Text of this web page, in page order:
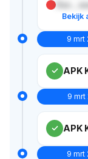
Xxx-,
Bekijk
9 mrt
APK
9 mrt
APK
9 mrt